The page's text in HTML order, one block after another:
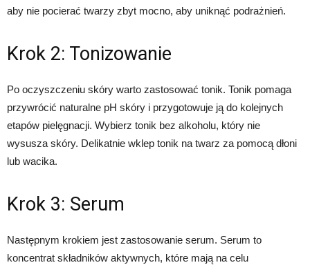
aby nie pocierać twarzy zbyt mocno, aby uniknąć podrażnień.
Krok 2: Tonizowanie
Po oczyszczeniu skóry warto zastosować tonik. Tonik pomaga
przywrócić naturalne pH skóry i przygotowuje ją do kolejnych
etapów pielęgnacji. Wybierz tonik bez alkoholu, który nie
wysusza skóry. Delikatnie wklep tonik na twarz za pomocą dłoni
lub wacika.
Krok 3: Serum
Następnym krokiem jest zastosowanie serum. Serum to
koncentrat składników aktywnych, które mają na celu